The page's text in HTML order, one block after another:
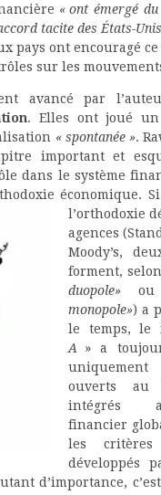
« ont émergé
tacite des États-
pays ont encouragé
sur les
avancé par
. Elles ont joué un
« spontanée ».
important et
dans le système
économique.
l’orthodoxie
agences
Moody’s,
forment,
duopole»
monopole») a
le temps, le
A
» a
ouverts au
intégrés
financier
les
développés
d’importance,